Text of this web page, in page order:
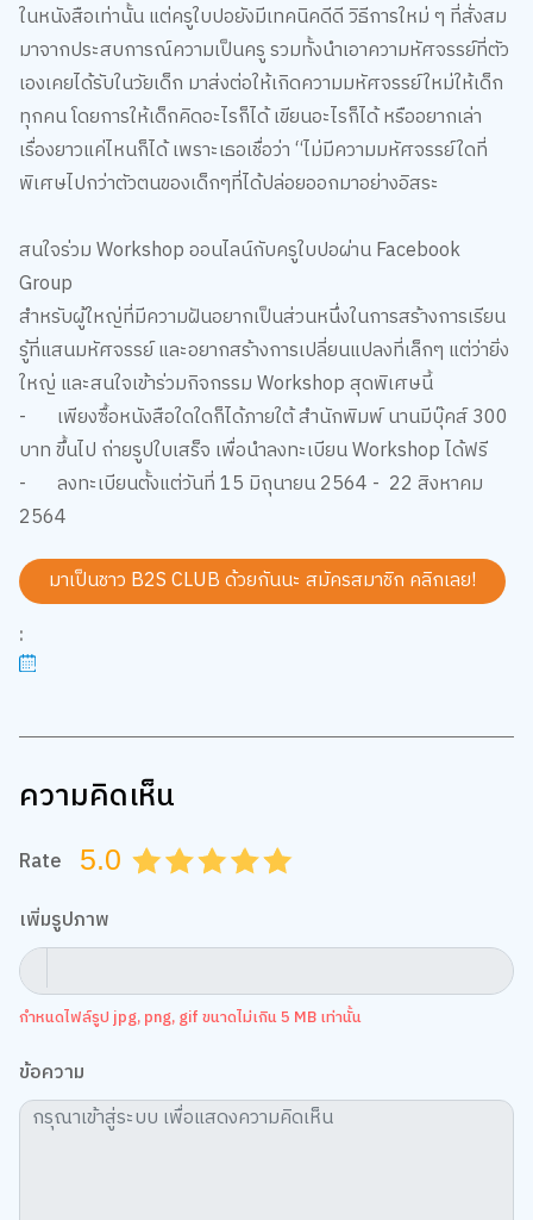
ในหนังสือเท่านั้น แต่ครูใบปอยังมีเทคนิคดีดี วิธีการใหม่ ๆ ที่สั่งสม
มาจากประสบการณ์ความเป็นครู รวมทั้งนำเอาความหัศจรรย์ที่ตัว
เองเคยได้รับในวัยเด็ก มาส่งต่อให้เกิดความมหัศจรรย์ใหม่ให้เด็ก
ทุกคน โดยการให้เด็กคิดอะไรก็ได้ เขียนอะไรก็ได้ หรืออยากเล่า
เรื่องยาวแค่ไหนก็ได้ เพราะเธอเชื่อว่า “ไม่มีความมหัศจรรย์ใดที่
พิเศษไปกว่าตัวตนของเด็กๆที่ได้ปล่อยออกมาอย่างอิสระ
สนใจร่วม Workshop ออนไลน์กับครูใบปอผ่าน Facebook
Group
สำหรับผู้ใหญ่ที่มีความฝันอยากเป็นส่วนหนึ่งในการสร้างการเรียน
รู้ที่แสนมหัศจรรย์ และอยากสร้างการเปลี่ยนแปลงที่เล็กๆ แต่ว่ายิ่ง
ใหญ่ และสนใจเข้าร่วมกิจกรรม Workshop สุดพิเศษนี้
-
เพียงซื้อหนังสือใดใดก็ได้ภายใต้ สำนักพิมพ์ นานมีบุ๊คส์ 300
บาท ขึ้นไป ถ่ายรูปใบเสร็จ เพื่อนำลงทะเบียน Workshop ได้ฟรี
-
ลงทะเบียนตั้งแต่วันที่ 15 มิถุนายน 2564 - 22 สิงหาคม
2564
มาเป็นชาว B2S CLUB ด้วยกันนะ สมัครสมาชิก คลิกเลย!
:
ความคิดเห็น
Rate 5.0 4.5
4.0
3.5
3.0
2.5
2.0
1.5
1.0
0.5
เพิ่มรูปภาพ
กำหนดไฟล์รูป jpg, png, gif ขนาดไม่เกิน 5 MB เท่านั้น
ข้อความ